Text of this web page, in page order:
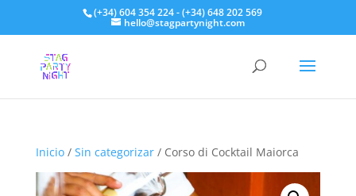
(+34) 604 354 224 - (+34) 648 202 569
hello@stagpartynight.com
Inicio/ Sin categorizar/ Corso di Cocktail Maiorca